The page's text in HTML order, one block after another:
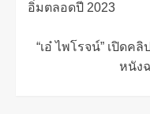
อิ่มตลอดปี 2023
“เอ๋ ไพโรจน์” เปิดค
หนัง